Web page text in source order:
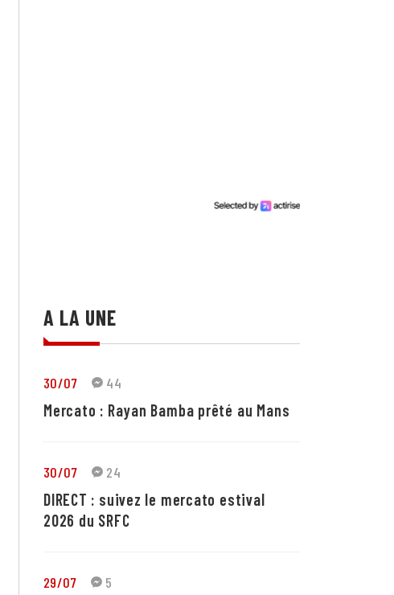
A LA UNE
30/07 44
Mercato : Rayan Bamba prêté au Mans
30/07 24
DIRECT : suivez le mercato estival
2026 du SRFC
29/07 5